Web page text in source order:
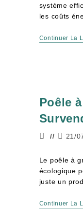
système
les coûts
Continuer La
Poêle
21/
Le poêle à
écologique
juste un
Continuer La